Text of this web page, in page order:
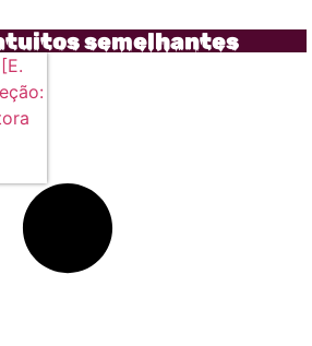
semelhantes